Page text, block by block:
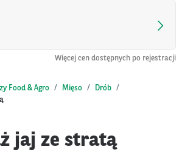
Więcej cen dostępnych po rejestracji
Food & Agro Mięso
Drób
jaj ze stratą